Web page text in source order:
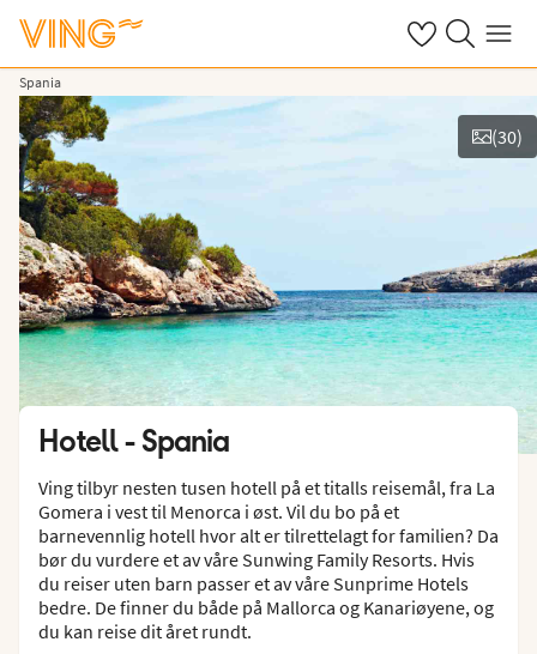
Se dine sparte
Søk påMeny
Spania
Vis bilder
(30)
Hotell - Spania
Ving tilbyr nesten tusen hotell på et titalls reisemål, fra La
Gomera i vest til Menorca i øst. Vil du bo på et
barnevennlig hotell hvor alt er tilrettelagt for familien? Da
bør du vurdere et av våre Sunwing Family Resorts. Hvis
du reiser uten barn passer et av våre Sunprime Hotels
bedre. De finner du både på Mallorca og Kanariøyene, og
du kan reise dit året rundt.